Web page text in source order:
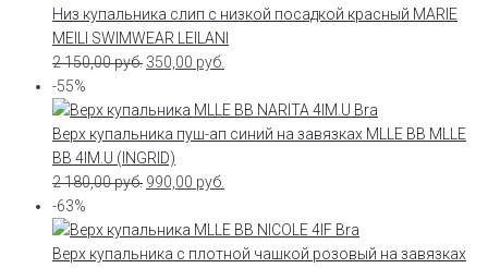
Низ купальника слип с низкой посадкой красный MARIE
MEILI SWIMWEAR LEILANI
2 150,00руб. 350,00 руб.
-55%
Верх купальника пуш-ап синий на завязках MLLE BB MLLE
BB 4IM.U (INGRID)
2 180,00руб. 990,00 руб.
-63%
Верх купальника с плотной чашкой розовый на завязках